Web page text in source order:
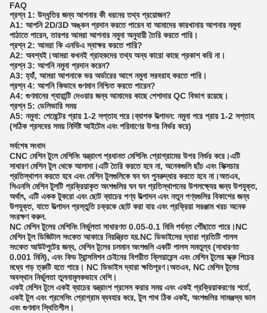
FAQ
প্রশ্ন 1: উদ্ধৃতির জন্য আপনার কী ধরনের তথ্য প্রয়োজন?
A1: আপনি 2D/3D অঙ্কন প্রদান করতে পারেন বা আমাদের কারখানায় আপনার নমুনা
পাঠাতে পারেন, তারপর আমরা আপনার নমুনা অনুযায়ী তৈরি করতে পারি।
প্রশ্ন 2: আমরা কি এনডিএ স্বাক্ষর করতে পারি?
A2: অবশ্যই।আমরা কখনই গ্রাহকদের তথ্য অন্য কারো কাছে প্রকাশ করি না।
প্রশ্ন 3: আপনি নমুনা প্রদান করেন?
A3: হ্যাঁ, আমরা আপনাকে ভর অর্ডারের আগে নমুনা সরবরাহ করতে পারি।
প্রশ্ন 4: আপনি কিভাবে গুণমান নিশ্চিত করতে পারেন?
A4: গুণমানের গ্যারান্টি দেওয়ার জন্য আমাদের কাছে পেশাদার QC বিভাগ রয়েছে।
প্রশ্ন 5: ডেলিভারি সময়
A5: নমুনা: পেমেন্টের প্রায় 1-2 সপ্তাহ পরে।ব্যাপক উত্পাদন: নমুনা পরে প্রায় 1-2 সপ্তাহ
(সঠিক প্রসবের সময় নির্দিষ্ট আইটেম এবং পরিমাণের উপর নির্ভর করে)
সর্বশেষ সংবাদ
CNC মেশিন টুলে মেশিনিং যন্ত্রাংশ প্রধানত মেশিনিং প্রোগ্রামের উপর নির্ভর করে।এটি
সাধারণ মেশিন টুল থেকে আলাদা।এটি তৈরি করতে হবে না, অনেকগুলি ছাঁচ এবং ফিক্সচার
প্রতিস্থাপন করতে হবে এবং মেশিন টুলগুলিকে ঘন ঘন পুনরুদ্ধার করতে হবে না।অতএব,
সিএনসি মেশিন টুলটি প্রক্রিয়াকৃত অংশগুলির ঘন ঘন প্রতিস্থাপনের উপলক্ষ্যের জন্য উপযুক্ত,
অর্থাৎ, এটি একক টুকরো এবং ছোট ব্যাচের পণ্য উত্পাদন এবং নতুন পণ্যগুলির বিকাশের জন্য
উপযুক্ত, যাতে উত্পাদন প্রস্তুতি চক্রকে ছোট করা যায় এবং প্রক্রিয়া সরঞ্জাম খরচ অনেক
সংরক্ষণ করুন.
NC মেশিন টুলের মেশিনিং নির্ভুলতা সাধারণত 0.05-0.1 মিমি পর্যন্ত পৌঁছাতে পারে।NC
মেশিন টুল ডিজিটাল সংকেত আকারে নিয়ন্ত্রিত হয়.NC ডিভাইসের দ্বারা প্রতিটি পালস
সংকেত আউটপুটের জন্য, মেশিন টুলের চলমান অংশগুলি একটি পালস সমতুল্য (সাধারণত
0.001 মিমি), এবং ফিড ট্রান্সমিশন চেইনের বিপরীত ক্লিয়ারেন্স এবং মেশিন টুলের স্ক্রু পিচের
মধ্যে গড় ত্রুটি হতে পারে। NC ডিভাইস দ্বারা ক্ষতিপূরণ।অতএব, NC মেশিন টুলের
অবস্থান নির্ভুলতা তুলনামূলকভাবে বেশি।
একই মেশিন টুলে একই ব্যাচের যন্ত্রাংশ প্রসেস করার সময় এবং একই প্রক্রিয়াকরণের শর্তে,
একই টুল এবং প্রসেসিং প্রোগ্রাম ব্যবহার করে, টুল পাথ ঠিক একই, অংশগুলির সামঞ্জস্য ভাল
এবং গুণমান স্থিতিশীল।